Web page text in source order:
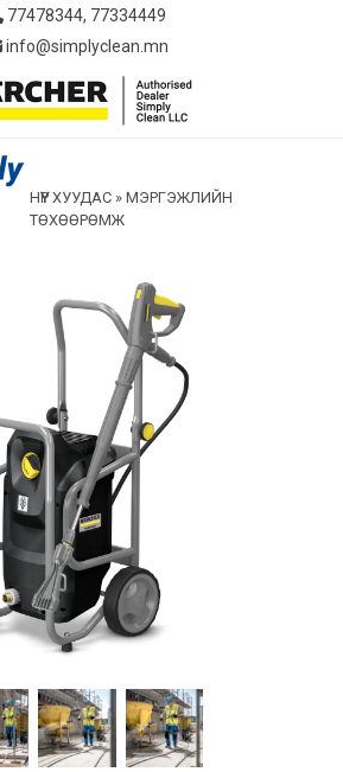
77478344, 77334449
info@simplyclean.mn
НҮҮР ХУУДАС» МЭРГЭЖЛИЙН
ТӨХӨӨРӨМЖ